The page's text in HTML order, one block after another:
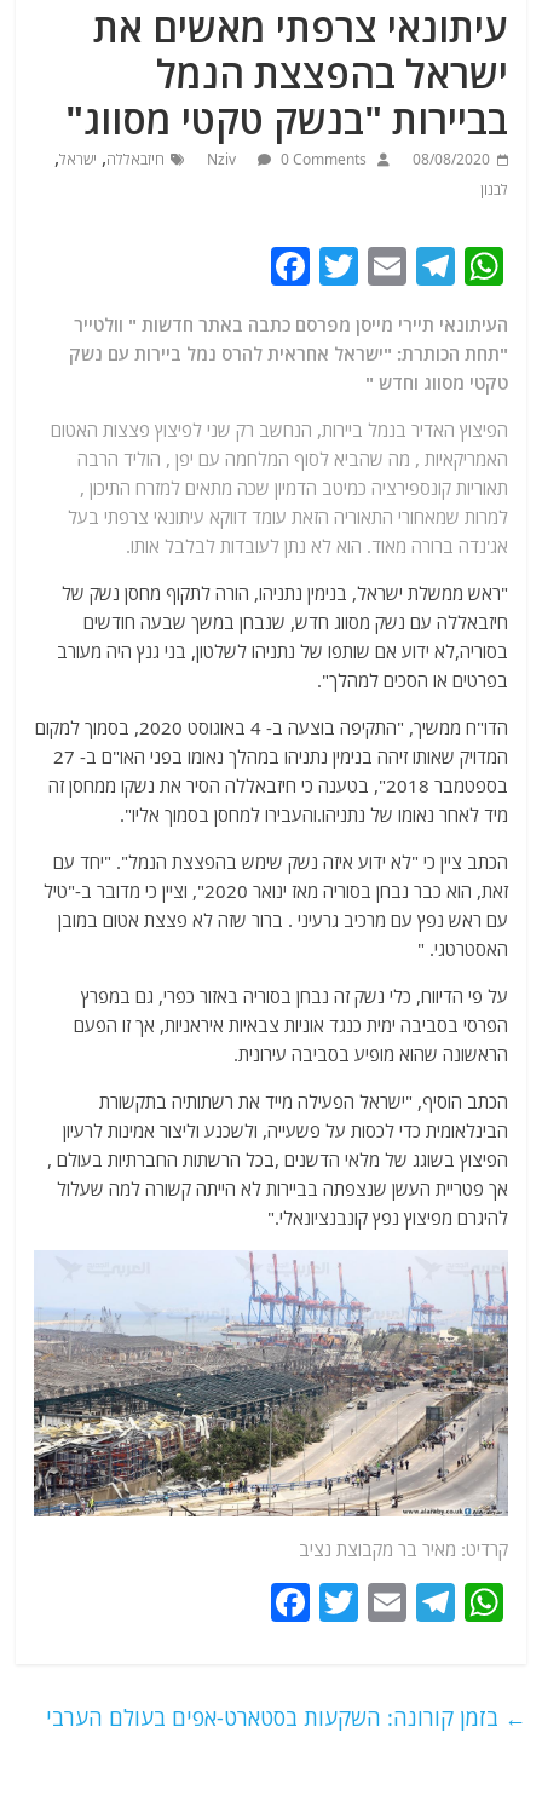
עיתונאי צרפתי מאשים את
ישראל בהפצצת הנמל
בביירות "בנשק טקטי מסווג"
08/08/2020
Nziv 0 Comments חיזבאללה, ישראל,
לבנון
W
at
s
A
p
p
T
e
g
ra
m
E
ai
l
T
itt
c
b
o
o
k
העיתונאי תיירי מייסן מפרסם כתבה באתר חדשות " וולטייר
"תחת הכותרת: "ישראל אחראית להרס נמל ביירות עם נשק
טקטי מסווג וחדש "
הפיצוץ האדיר בנמל ביירות, הנחשב רק שני לפיצוץ פצצות האטום
האמריקאיות , מה שהביא לסוף המלחמה עם יפן , הוליד הרבה
תאוריות קונספירציה כמיטב הדמיון שכה מתאים למזרח התיכון ,
למרות שמאחורי התאוריה הזאת עומד דווקא עיתונאי צרפתי בעל
אג'נדה ברורה מאוד. הוא לא נתן לעובדות לבלבל אותו.
"ראש ממשלת ישראל, בנימין נתניהו, הורה לתקוף מחסן נשק של
חיזבאללה עם נשק מסווג חדש, שנבחן במשך שבעה חודשים
בסוריה,לא ידוע אם שותפו של נתניהו לשלטון, בני גנץ היה מעורב
בפרטים או הסכים למהלך".
הדו"ח ממשיך, "התקיפה בוצעה ב- 4 באוגוסט 2020, בסמוך למקום
המדויק שאותו זיהה בנימין נתניהו במהלך נאומו בפני האו"ם ב- 27
בספטמבר 2018", בטענה כי חיזבאללה הסיר את נשקו ממחסן זה
מיד לאחר נאומו של נתניהו.והעבירו למחסן בסמוך אליו".
הכתב ציין כי "לא ידוע איזה נשק שימש בהפצצת הנמל". "יחד עם
זאת, הוא כבר נבחן בסוריה מאז ינואר 2020", וציין כי מדובר ב-"טיל
עם ראש נפץ עם מרכיב גרעיני . ברור שזה לא פצצת אטום במובן
האסטרטגי. "
על פי הדיווח, כלי נשק זה נבחן בסוריה באזור כפרי, גם במפרץ
הפרסי בסביבה ימית כנגד אוניות צבאיות איראניות, אך זו הפעם
הראשונה שהוא מופיע בסביבה עירונית.
הכתב הוסיף, "ישראל הפעילה מייד את רשתותיה בתקשורת
הבינלאומית כדי לכסות על פשעייה, ולשכנע וליצור אמינות לרעיון
הפיצוץ בשוגג של מלאי הדשנים ,בכל הרשתות החברתיות בעולם ,
אך פטריית העשן שנצפתה בביירות לא הייתה קשורה למה שעלול
להיגרם מפיצוץ נפץ קונבנציונאלי."
קרדיט: מאיר בר מקבוצת נציב
W
s
T
g
E
l
T
er
e ← בזמן קורונה: השקעות בסטארט-אפים בעולם הערבי